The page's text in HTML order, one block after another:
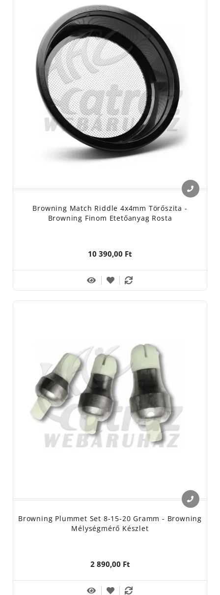
Browning Match Riddle 4x4mm Törőszita -
Browning Finom Etetőanyag Rosta
10 390,00 Ft
Browning Plummet Set 8-15-20 Gramm - Browning
Mélységmérő Készlet
2 890,00 Ft